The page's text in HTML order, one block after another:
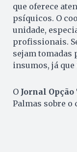
que oferece
psíquicos. O
unidade,
profissionais.
sejam tomadas
insumos, já
O Jornal
Palmas sobre o